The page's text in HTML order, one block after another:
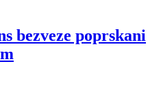
bezveze poprskani